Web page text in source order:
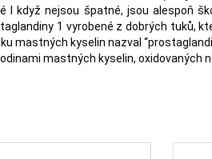
I když nejsou špatné, jsou alespoň
1 vyrobené z dobrých tuků,
mastných kyselin nazval
mastných kyselin, oxidovaných